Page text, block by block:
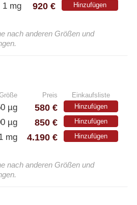
1 mg 920 € Hinzufügen
nach anderen Größen und
Preis Einkaufsliste
µg 580 € Hinzufügen
µg 850 € Hinzufügen
mg 4.190 € Hinzufügen
nach anderen Größen und